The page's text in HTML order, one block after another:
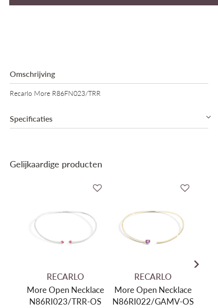
Omschrijving
Recarlo More R86FN023/TRR
Specificaties
Edelmetaal kleur
Secundaire steen
Natuurlijke Diamant
Gewicht Edelsteen
0,44ct
Gelijkaardige producten
RECARLO
More Open Necklace
N86RI023/TRR-OS
RECARLO
More Open Necklace
N86RI022/GAMV-OS